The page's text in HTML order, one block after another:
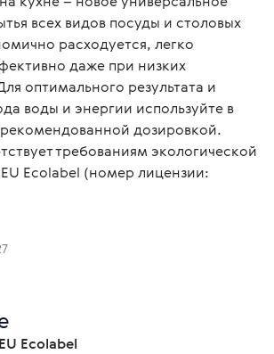
всех видов посуды и столовых
расходуется, легко
даже при низких
оптимального результата и
воды и энергии используйте в
дозировкой.
требованиям экологической
Ecolabel (номер лицензии:
Ecolabel